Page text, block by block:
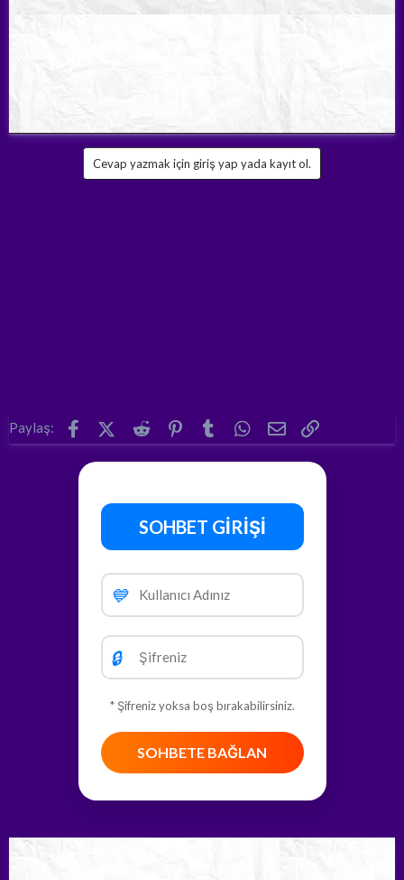
Cevap yazmak için giriş yap yada kayıt ol.
Paylaş: FacebookX (Twitter)
Reddit Pinterest
Tumblr WhatsApp
E-posta
SOHBET GİRİŞİ
💙
🔒
* Şifreniz yoksa boş bırakabilirsiniz.
SOHBETE BAĞLAN